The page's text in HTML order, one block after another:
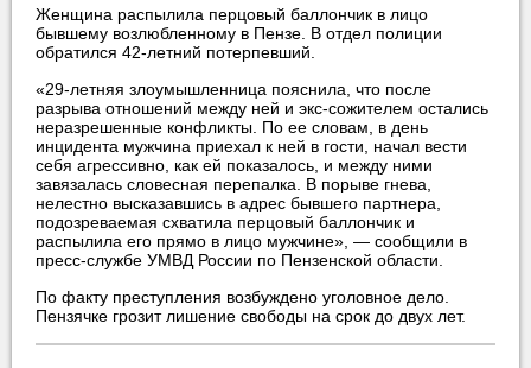
Женщина распылила перцовый баллончик в лицо
бывшему возлюбленному в Пензе. В отдел полиции
обратился 42-летний потерпевший.
«29-летняя злоумышленница пояснила, что после
разрыва отношений между ней и экс-сожителем остались
неразрешенные конфликты. По ее словам, в день
инцидента мужчина приехал к ней в гости, начал вести
себя агрессивно, как ей показалось, и между ними
завязалась словесная перепалка. В порыве гнева,
нелестно высказавшись в адрес бывшего партнера,
подозреваемая схватила перцовый баллончик и
распылила его прямо в лицо мужчине», — сообщили в
пресс-службе УМВД России по Пензенской области.
По факту преступления возбуждено уголовное дело.
Пензячке грозит лишение свободы на срок до двух лет.